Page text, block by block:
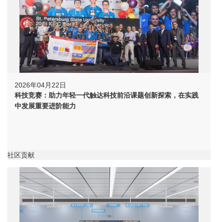
2026年04月22日
科技竞赛：助力年轻一代触达科技前沿课题创新探索，在实践
中发展重要进阶能力
社区贡献